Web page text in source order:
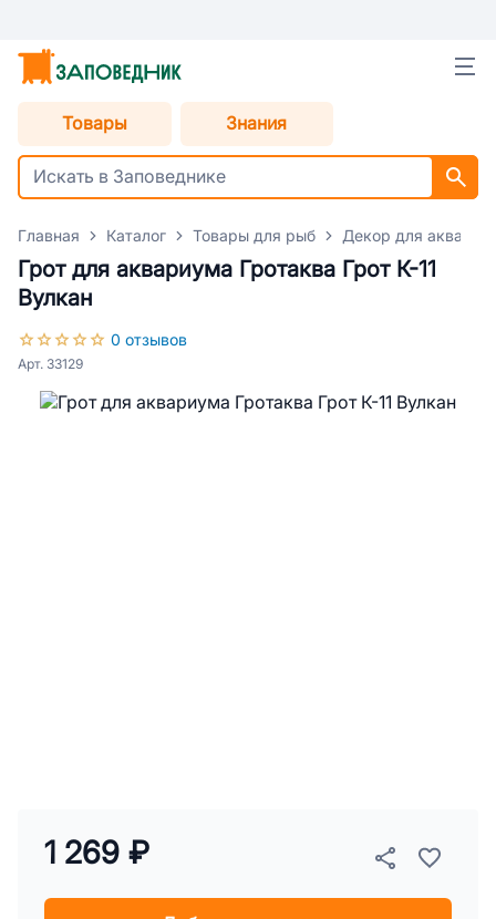
Товары Знания
Главная Каталог Товары для рыб Декор для
Грот для аквариума Гротаква Грот К-11
Вулкан
0 отзывов
Арт. 33129
1 269 ₽